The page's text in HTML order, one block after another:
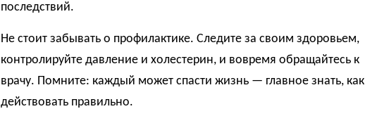
последствий.
Не стоит забывать о профилактике. Следите за своим здоровьем,
контролируйте давление и холестерин, и вовремя обращайтесь к
врачу. Помните: каждый может спасти жизнь — главное знать, как
действовать правильно.